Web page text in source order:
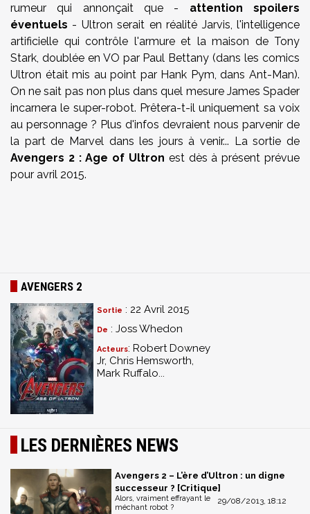
rumeur qui annonçait que - attention spoilers
éventuels - Ultron serait en réalité Jarvis, l'intelligence
artificielle qui contrôle l'armure et la maison de Tony
Stark, doublée en VO par Paul Bettany (dans les comics
Ultron était mis au point par Hank Pym, dans Ant-Man).
On ne sait pas non plus dans quel mesure James Spader
incarnera le super-robot. Prêtera-t-il uniquement sa voix
au personnage ? Plus d'infos devraient nous parvenir de
la part de Marvel dans les jours à venir... La sortie de
Avengers 2 : Age of Ultron est dès à présent prévue
pour avril 2015.
AVENGERS 2
Sortie : 22 Avril 2015
De : Joss Whedon
Acteurs: Robert Downey
Jr, Chris Hemsworth,
Mark Ruffalo...
LES DERNIÈRES NEWS
Avengers 2 – L’ère d’Ultron : un digne
successeur ? [Critique]
29/08/2013, 18:12
Alors, vraiment effrayant le
méchant robot ?